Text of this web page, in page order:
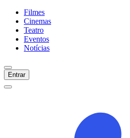
Filmes
Cinemas
Teatro
Eventos
Notícias
Entrar